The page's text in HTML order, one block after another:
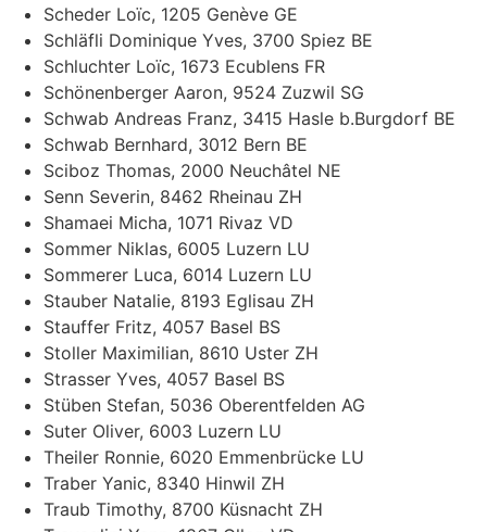
Scheder Loïc, 1205 Genève GE
Schläfli Dominique Yves, 3700 Spiez BE
Schluchter Loïc, 1673 Ecublens FR
Schönenberger Aaron, 9524 Zuzwil SG
Schwab Andreas Franz, 3415 Hasle b.Burgdorf BE
Schwab Bernhard, 3012 Bern BE
Sciboz Thomas, 2000 Neuchâtel NE
Senn Severin, 8462 Rheinau ZH
Shamaei Micha, 1071 Rivaz VD
Sommer Niklas, 6005 Luzern LU
Sommerer Luca, 6014 Luzern LU
Stauber Natalie, 8193 Eglisau ZH
Stauffer Fritz, 4057 Basel BS
Stoller Maximilian, 8610 Uster ZH
Strasser Yves, 4057 Basel BS
Stüben Stefan, 5036 Oberentfelden AG
Suter Oliver, 6003 Luzern LU
Theiler Ronnie, 6020 Emmenbrücke LU
Traber Yanic, 8340 Hinwil ZH
Traub Timothy, 8700 Küsnacht ZH